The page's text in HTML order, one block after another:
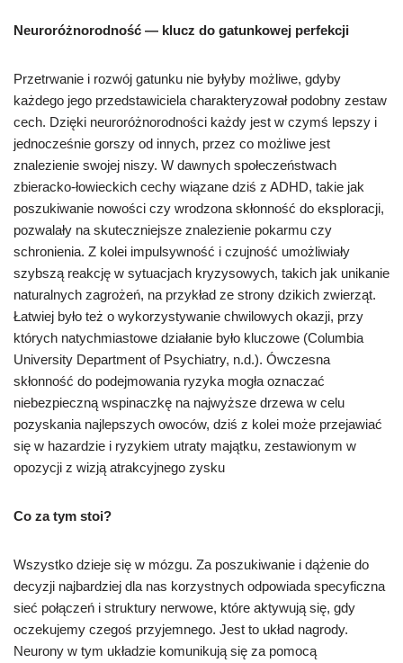
Neuroróżnorodność — klucz do gatunkowej perfekcji
Przetrwanie i rozwój gatunku nie byłyby możliwe, gdyby
każdego jego przedstawiciela charakteryzował podobny zestaw
cech. Dzięki neuroróżnorodności każdy jest w czymś lepszy i
jednocześnie gorszy od innych, przez co możliwe jest
znalezienie swojej niszy. W dawnych społeczeństwach
zbieracko-łowieckich cechy wiązane dziś z ADHD, takie jak
poszukiwanie nowości czy wrodzona skłonność do eksploracji,
pozwalały na skuteczniejsze znalezienie pokarmu czy
schronienia. Z kolei impulsywność i czujność umożliwiały
szybszą reakcję w sytuacjach kryzysowych, takich jak unikanie
naturalnych zagrożeń, na przykład ze strony dzikich zwierząt.
Łatwiej było też o wykorzystywanie chwilowych okazji, przy
których natychmiastowe działanie było kluczowe (Columbia
University Department of Psychiatry, n.d.). Ówczesna
skłonność do podejmowania ryzyka mogła oznaczać
niebezpieczną wspinaczkę na najwyższe drzewa w celu
pozyskania najlepszych owoców, dziś z kolei może przejawiać
się w hazardzie i ryzykiem utraty majątku, zestawionym w
opozycji z wizją atrakcyjnego zysku
Co za tym stoi?
Wszystko dzieje się w mózgu. Za poszukiwanie i dążenie do
decyzji najbardziej dla nas korzystnych odpowiada specyficzna
sieć połączeń i struktury nerwowe, które aktywują się, gdy
oczekujemy czegoś przyjemnego. Jest to układ nagrody.
Neurony w tym układzie komunikują się za pomocą